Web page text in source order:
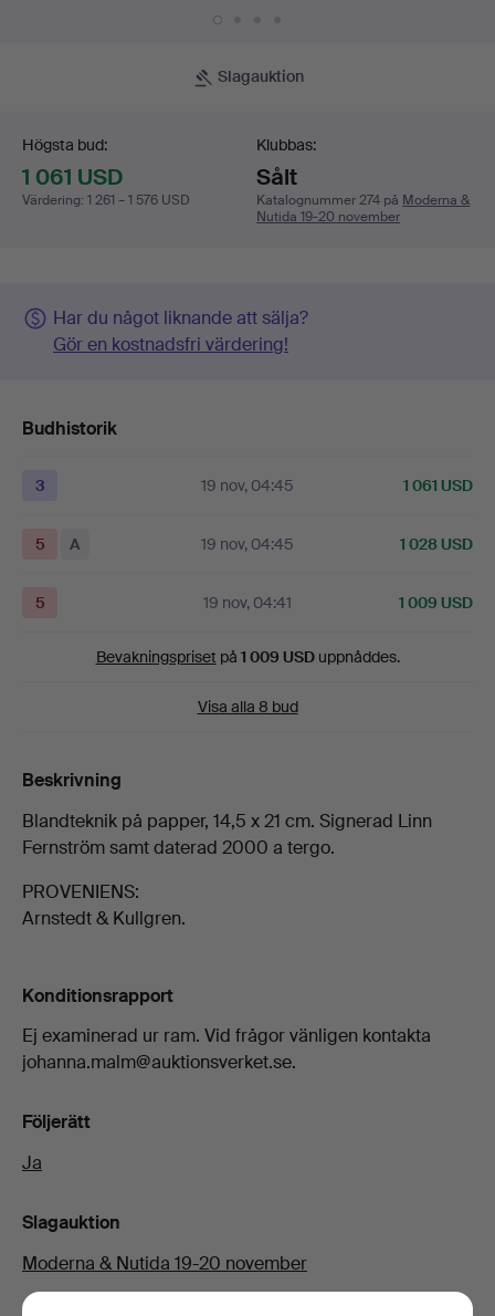
Slagauktion
Högsta bud:
1 061 USD
Värdering: 1 261 – 1 576 USD
Klubbas:
Sålt
Katalognummer 274 på Moderna &
Nutida 19-20 november
Har du något liknande att sälja?
Gör en kostnadsfri värdering!
Budhistorik
3 19 nov, 04:45 1 061 USD
5 A 19 nov, 04:45 1 028 USD
5 19 nov, 04:41 1 009 USD
Bevakningspriset på 1 009 USDuppnåddes.
Visa alla 8 bud
Beskrivning
Blandteknik på papper, 14,5 x 21 cm. Signerad Linn
Fernström samt daterad 2000 a tergo.
PROVENIENS:
Arnstedt & Kullgren.
Konditionsrapport
Ej examinerad ur ram. Vid frågor vänligen kontakta
johanna.malm@auktionsverket.se.
Följerätt
Ja
Slagauktion
Moderna & Nutida 19-20 november